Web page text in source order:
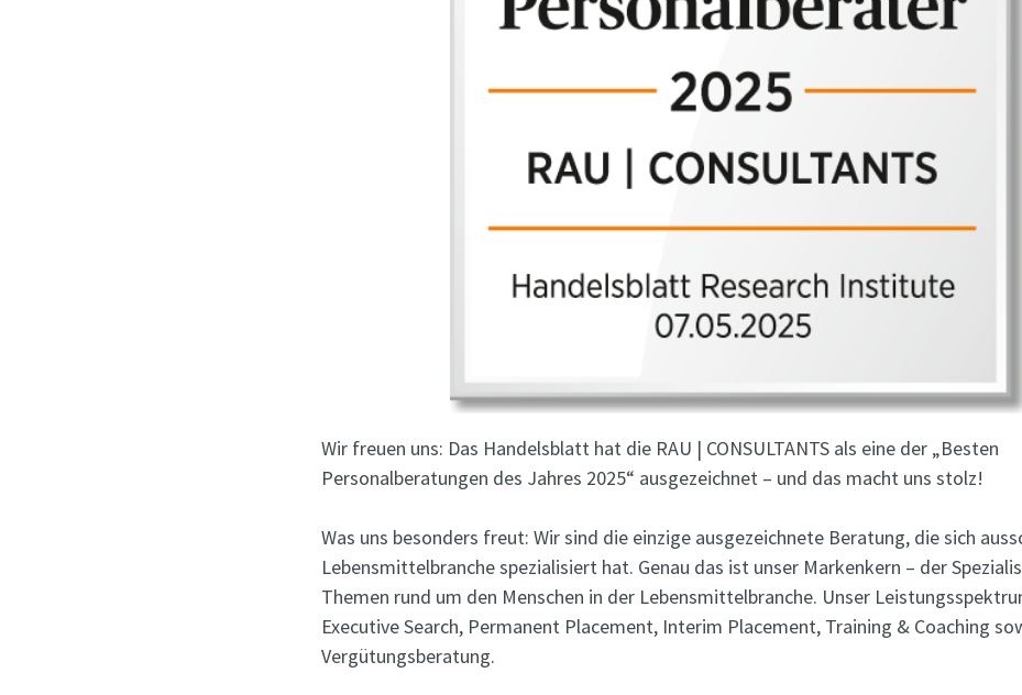
Wir freuen uns: Das Handelsblatt hat die RAU | CONSULTANTS als eine der „Besten
Personalberatungen des Jahres 2025“ ausgezeichnet – und das macht uns stolz!
Was uns besonders freut: Wir sind die einzige ausgezeichnete Beratung, die sich
Lebensmittelbranche spezialisiert hat. Genau das ist unser Markenkern – der
Themen rund um den Menschen in der Lebensmittelbranche. Unser
Executive Search, Permanent Placement, Interim Placement, Training & Coaching
Vergütungsberatung.